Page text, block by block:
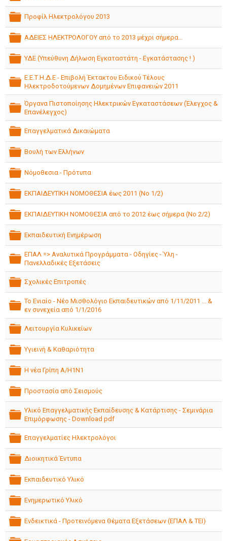
folder
folder
Προφίλ Ηλεκτρολόγου 2013
folder
ΑΔΕΙΕΣ ΗΛΕΚΤΡΟΛΟΓΟΥ από το 2013 μέχρι σήμερα...
folder
ΥΔΕ (Υπεύθυνη Δήλωση Εγκαταστάτη - Εγκατάστασης ! )
folder
Ε.Ε.Τ.Η.Δ.Ε - Επιβολή Έκτακτου Ειδικού Τέλους
Ηλεκτροδοτούμενων Δομημένων Επιφανειών 2011
folder
Όργανα Πιστοποίησης Ηλεκτρικών Εγκαταστάσεων (Έλεγχος &
Επανέλεγχος)
folder
Επαγγελματικά Δικαιώματα
folder
Βουλή των Ελλήνων
folder
Νόμοθεσια - Πρότυπα
folder
ΕΚΠΑΙΔΕΥΤΙΚΗ ΝΟΜΟΘΕΣΙΑ έως 2011 (No 1/2)
folder
ΕΚΠΑΙΔΕΥΤΙΚΗ ΝΟΜΟΘΕΣΙΑ από το 2012 έως σήμερα (Νο 2/2)
folder
Εκπαιδευτική Ενημέρωση
folder
ΕΠΑΛ => Αναλυτικά Προγράμματα - Οδηγίες - Ύλη -
Πανελλαδικές Εξετάσεις
folder
Σχολικές Επιτροπές
folder
Το Ενιαίο - Νέο Μισθολόγιο Εκπαιδευτικών από 1/11/2011 ... &
εν συνεχεία από 1/1/2016
folder
Λειτουργία Κυλικείων
folder
Υγιεινή & Καθαριότητα
folder
Η νέα Γρίπη Α/Η1Ν1
folder
Προστασία από Σεισμούς
folder
Υλικό Επαγγελματικής Εκπαίδευσης & Κατάρτισης - Σεμινάρια
Επιμόρφωσης - Download pdf
folder
Επαγγελματίες Ηλεκτρολόγοι
folder
Διοικητικά Έντυπα
folder
Εκπαιδευτικό Υλικό
folder
Ενημερωτικό Υλικό
folder
Ενδεικτικά - Προτεινόμενα Θέματα Εξετάσεων (ΕΠΑΛ & ΤΕΙ)